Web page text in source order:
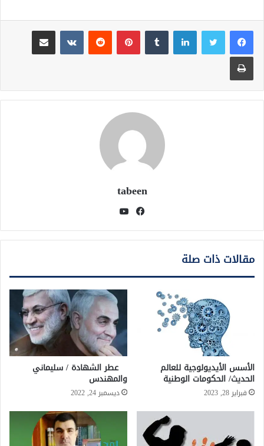
لينكدإن بينتيريست
مشاركة عبر البريد
طباعة
tabeen
فيسبوك
مقالات ذات صلة
الأسس الأيديولوجية للعالم
الحديث/ الحكومات الوطنية
فبراير 28, 2023
عطر الشهادة / سليماني
والمهندس
ديسمبر 24, 2022